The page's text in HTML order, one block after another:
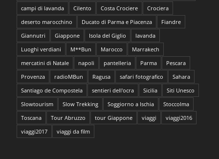
campi di lavanda
Cilento Costa Crociere
Crociera
deserto marocchino
Ducato di Parma e Piacenza
Fiandre
Giannutri
Giappone Isola del Giglio
lavanda
Luoghi verdiani
M**Bun Marocco
Marrakech
mercatini di Natale
napoli pantelleria Parma
Pescara
Provenza
radioMBun Ragusa safari fotografico
Sahara
Santiago de Compostela
sentieri dell'ocra Sicilia
Siti Unesco
Slowtourism
Slow Trekking Soggiorno a Ischia
Stoccolma
Toscana
Tour Abruzzo tour Giappone viaggi
viaggi2016
viaggi2017
viaggi da film